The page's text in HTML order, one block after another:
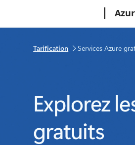
Tarification Services Azure
Explorez
gratuits